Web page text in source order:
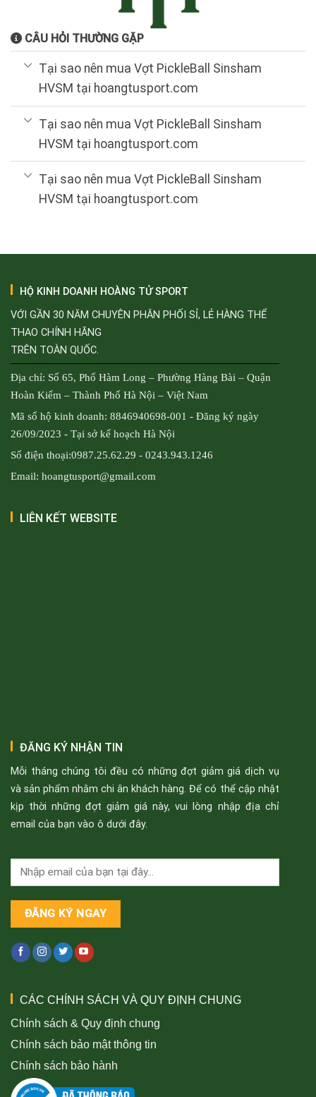
CÂU HỎI THƯỜNG GẶP
Tại sao nên mua Vợt PickleBall Sinsham
HVSM tại hoangtusport.com
Tại sao nên mua Vợt PickleBall Sinsham
HVSM tại hoangtusport.com
Tại sao nên mua Vợt PickleBall Sinsham
HVSM tại hoangtusport.com
HỘ KINH DOANH HOÀNG TỬ SPORT
VỚI GẦN 30 NĂM CHUYÊN PHÂN PHỐI SỈ, LẺ HÀNG THỂ
THAO CHÍNH HÃNG
TRÊN TOÀN QUỐC.
Địa chỉ: Số 65, Phố Hàm Long – Phường Hàng Bài – Quận
Hoàn Kiếm – Thành Phố Hà Nội – Việt Nam
Mã số hộ kinh doanh: 8846940698-001 - Đăng ký ngày
26/09/2023 - Tại sở kế hoạch Hà Nội
Số điện thoại:0987.25.62.29 - 0243.943.1246
Email: hoangtusport@gmail.com
LIÊN KẾT WEBSITE
ĐĂNG KÝ NHẬN TIN
Mỗi tháng chúng tôi đều có những đợt giảm giá dịch vụ
và sản phẩm nhằm chi ân khách hàng. Để có thể cập nhật
kịp thời những đợt giảm giá này, vui lòng nhập địa chỉ
email của bạn vào ô dưới đây.
CÁC CHÍNH SÁCH VÀ QUY ĐỊNH CHUNG
Chính sách & Quy định chung
Chính sách bảo mật thông tin
Chính sách bảo hành